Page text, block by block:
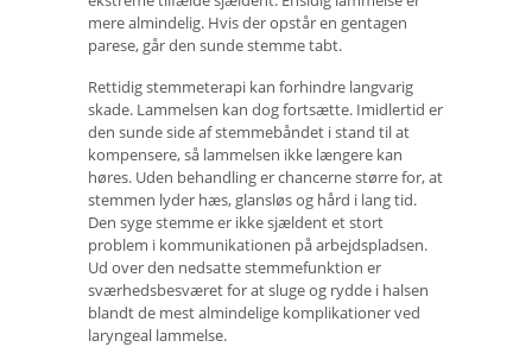
mere almindelig. Hvis der opstår en gentagen
parese, går den sunde stemme tabt.
Rettidig stemmeterapi kan forhindre langvarig
skade. Lammelsen kan dog fortsætte. Imidlertid er
den sunde side af stemmebåndet i stand til at
kompensere, så lammelsen ikke længere kan
høres. Uden behandling er chancerne større for, at
stemmen lyder hæs, glansløs og hård i lang tid.
Den syge stemme er ikke sjældent et stort
problem i kommunikationen på arbejdspladsen.
Ud over den nedsatte stemmefunktion er
sværhedsbesværet for at sluge og rydde i halsen
blandt de mest almindelige komplikationer ved
laryngeal lammelse.